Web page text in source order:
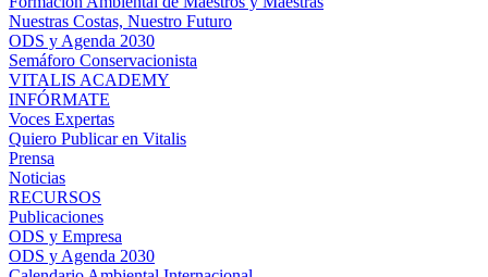
Nuestras Costas, Nuestro Futuro
ODS y Agenda 2030
Semáforo Conservacionista
VITALIS ACADEMY
INFÓRMATE
Voces Expertas
Quiero Publicar en Vitalis
Prensa
Noticias
RECURSOS
Publicaciones
ODS y Empresa
ODS y Agenda 2030